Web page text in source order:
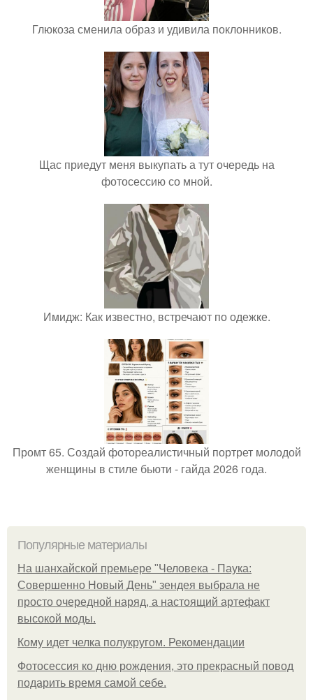
Глюкоза сменила образ и удивила поклонников.
Щас приедут меня выкупать а тут очередь на
фотосессию со мной.
Имидж: Как известно, встречают по одежке.
Промт 65. Создай фотореалистичный портрет молодой
женщины в стиле бьюти - гайда 2026 года.
Популярные материалы
На шанхайской премьере "Человека - Паука:
Совершенно Новый День" зендея выбрала не
просто очередной наряд, а настоящий артефакт
высокой моды.
Кому идет челка полукругом. Рекомендации
Фотосессия ко дню рождения, это прекрасный повод
подарить время самой себе.